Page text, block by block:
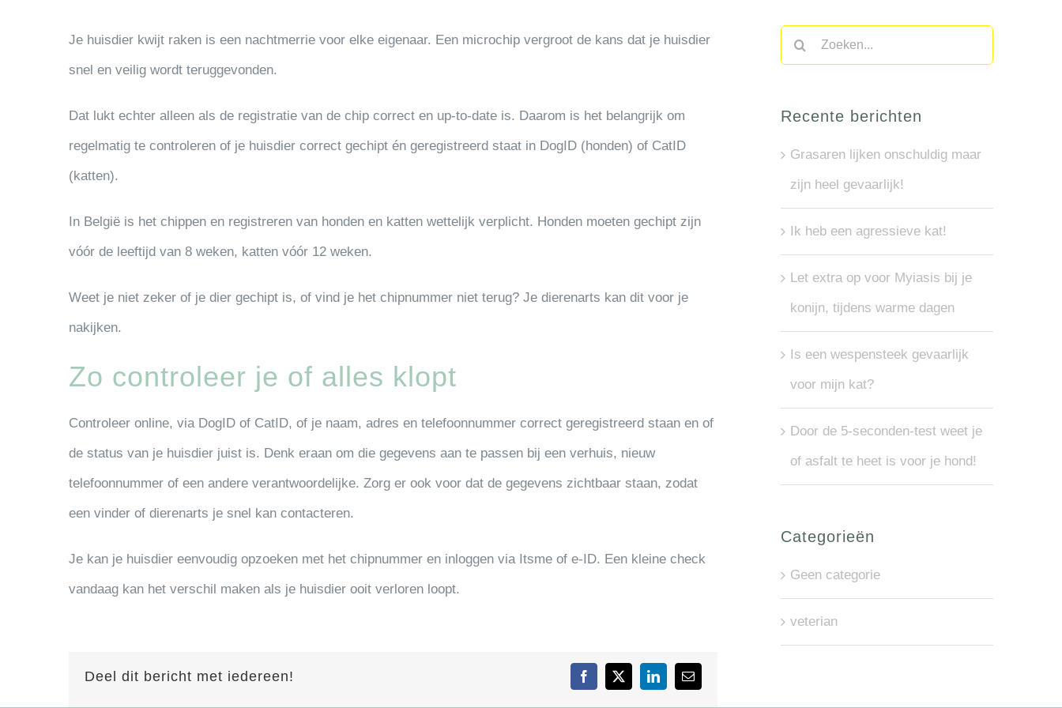
Je huisdier kwijt raken is een nachtmerrie voor elke eigenaar. Een microchip vergroot de kans dat je huisdier
snel en veilig wordt teruggevonden.
Dat lukt echter alleen als de registratie van de chip correct en up-to-date is. Daarom is het belangrijk om
regelmatig te controleren of je huisdier correct gechipt én geregistreerd staat in DogID (honden) of CatID
(katten).
In België is het chippen en registreren van honden en katten wettelijk verplicht. Honden moeten gechipt zijn
vóór de leeftijd van 8 weken, katten vóór 12 weken.
Weet je niet zeker of je dier gechipt is, of vind je het chipnummer niet terug? Je dierenarts kan dit voor je
nakijken.
Zo controleer je of alles klopt
Controleer online, via DogID of CatID, of je naam, adres en telefoonnummer correct geregistreerd staan en of
de status van je huisdier juist is. Denk eraan om die gegevens aan te passen bij een verhuis, nieuw
telefoonnummer of een andere verantwoordelijke. Zorg er ook voor dat de gegevens zichtbaar staan, zodat
een vinder of dierenarts je snel kan contacteren.
Je kan je huisdier eenvoudig opzoeken met het chipnummer en inloggen via Itsme of e-ID. Een kleine check
vandaag kan het verschil maken als je huisdier ooit verloren loopt.
Deel dit bericht met iedereen! Facebook
X LinkedIn
E-
mail
Zoeken
naar:
Recente berichten
Grasaren lijken onschuldig maar
zijn heel gevaarlijk!
Ik heb een agressieve kat!
Let extra op voor Myiasis bij je
konijn, tijdens warme dagen
Is een wespensteek gevaarlijk
voor mijn kat?
Door de 5-seconden-test weet je
of asfalt te heet is voor je hond!
Categorieën
Geen categorie
veterian